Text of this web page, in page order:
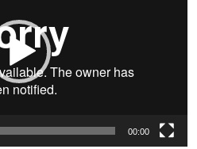
00:00